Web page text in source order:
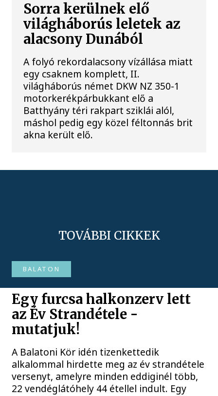
Sorra kerülnek elő
világháborús leletek az
alacsony Dunából
A folyó rekordalacsony vízállása miatt
egy csaknem komplett, II.
világháborús német DKW NZ 350-1
motorkerékpárbukkant elő a
Batthyány téri rakpart sziklái alól,
máshol pedig egy közel féltonnás brit
akna került elő.
TOVÁBBI CIKKEK
BALATON
Egy furcsa halkonzerv lett
az Év Strandétele -
mutatjuk!
A Balatoni Kör idén tizenkettedik
alkalommal hirdette meg az év strandétele
versenyt, amelyre minden eddiginél több,
22 vendéglátóhely 44 étellel indult. Egy